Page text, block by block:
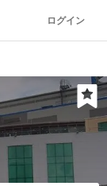
ログイン